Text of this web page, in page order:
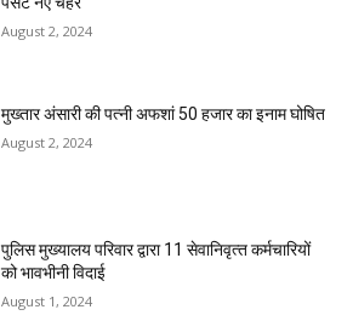
August 2, 2024
मुख्तार अंसारी की पत्नी अफशां 50 हजार का इनाम घोषित
August 2, 2024
पुलिस मुख्यालय परिवार द्वारा 11 सेवानिवृत्‍त कर्मचारियों
को भावभीनी विदाई
August 1, 2024